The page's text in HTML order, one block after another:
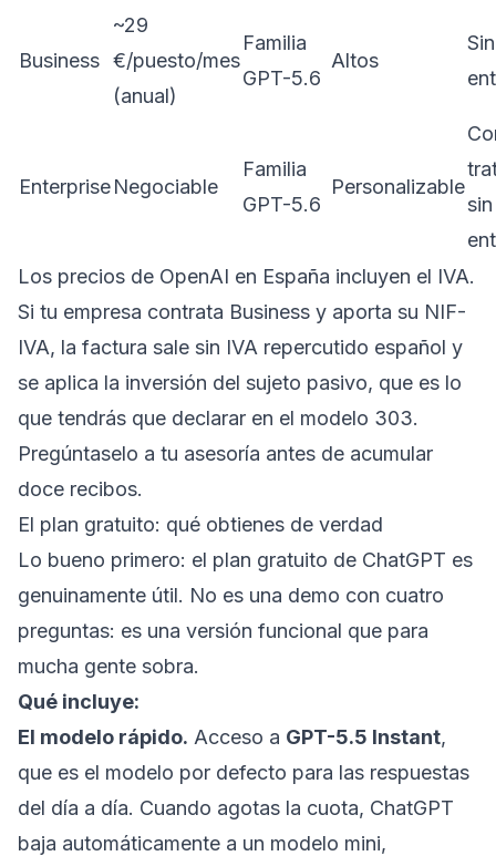
Business
~29
€/puesto/mes
(anual)
Familia
GPT-5.6
Altos
Sin
EnterpriseNegociable
Familia
GPT-5.6
Personalizable
sin
Los precios de OpenAI en España incluyen el IVA.
Si tu empresa contrata Business y aporta su NIF-
IVA, la factura sale sin IVA repercutido español y
se aplica la inversión del sujeto pasivo, que es lo
que tendrás que declarar en el modelo 303.
Pregúntaselo a tu asesoría antes de acumular
doce recibos.
El plan gratuito: qué obtienes de verdad
Lo bueno primero: el plan gratuito de ChatGPT es
genuinamente útil. No es una demo con cuatro
preguntas: es una versión funcional que para
mucha gente sobra.
Qué incluye:
El modelo rápido. Acceso a GPT-5.5 Instant,
que es el modelo por defecto para las respuestas
del día a día. Cuando agotas la cuota, ChatGPT
baja automáticamente a un modelo mini,